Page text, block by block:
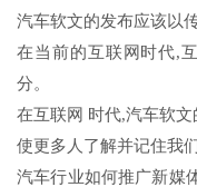
汽车软文的发布应该以
在当前的互联网时代,
分。
在互联网 时代,汽车软
使更多人了解并记住我
汽车行业如何推广新媒